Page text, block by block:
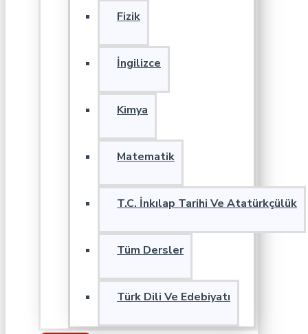
Fizik
İngilizce
Kimya
Matematik
T.C. İnkılap Tarihi Ve Atatürkçülük
Tüm Dersler
Türk Dili Ve Edebiyatı